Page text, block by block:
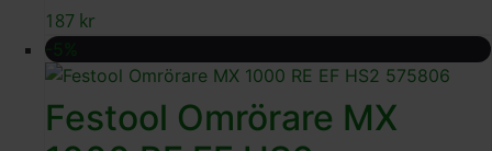
187 kr
-5%
Festool Omrörare MX